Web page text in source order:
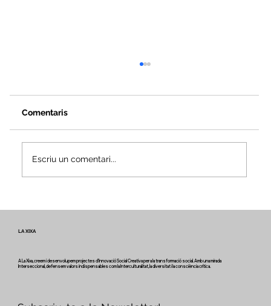
Comentaris
Escriu un comentari...
LA XIXA
A La Xixa, creem i desenvolupem projectes d'Innovació Social Creativa per a la transformació social. Amb una mirada
Interseccional, defensem valors indispensables com la Interculturalitat, la diversitat i la consciència crítica.